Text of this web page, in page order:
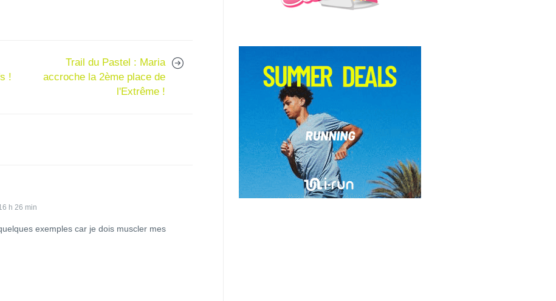
!
Trail du Pastel : Maria
accroche la 2ème place de
l'Extrême !
h 26 min
exemples car je dois muscler mes